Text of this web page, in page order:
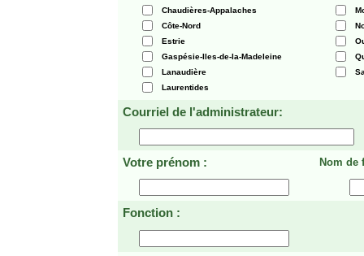
Chaudières-Appalaches
Côte-Nord
Estrie
Gaspésie-Iles-de-la-Madeleine
Lanaudière
Laurentides
Courriel de l'administrateur:
Votre prénom : Nom de
Fonction :